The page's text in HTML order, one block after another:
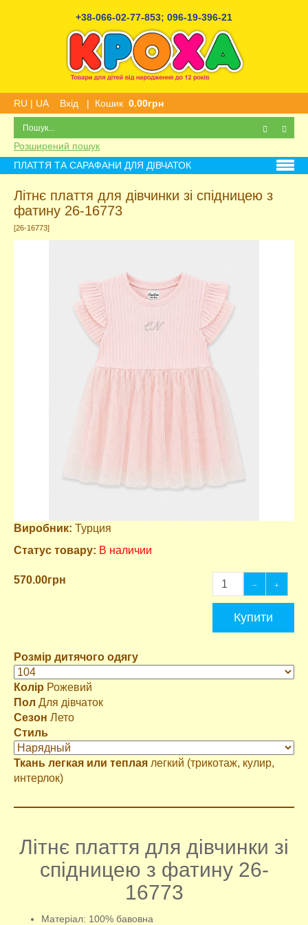
+38-066-02-77-853; 096-19-396-21
RU | UA Вхід | Кошик 0.00грн
Розширений пошук
ПЛАТТЯ ТА САРАФАНИ ДЛЯ ДІВЧАТОК
Літнє плаття для дівчинки зі спідницею з
фатину 26-16773
[26-16773]
Виробник: Турция
Статус товару: В наличии
570.00грн
Купити
Розмір дитячого одягу
Колір Рожевий
Пол Для дівчаток
Сезон Лето
Стиль
Ткань легкая или теплая легкий (трикотаж, кулир,
интерлок)
Літнє плаття для дівчинки зі
спідницею з фатину 26-
16773
Матеріал: 100% бавовна